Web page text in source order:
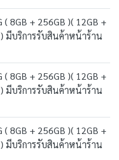
8GB + 256GB )( 12GB +
) มีบริการรับสินค้าหน้าร้าน
8GB + 256GB )( 12GB +
) มีบริการรับสินค้าหน้าร้าน
8GB + 256GB )( 12GB +
) มีบริการรับสินค้าหน้าร้าน